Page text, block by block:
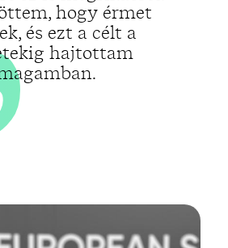
hogy érmet
és ezt a célt a
hajtottam